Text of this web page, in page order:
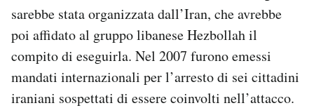
sarebbe stata organizzata dall’Iran, che avrebbe
poi affidato al gruppo libanese Hezbollah il
compito di eseguirla. Nel 2007 furono emessi
mandati internazionali per l’arresto di sei cittadini
iraniani sospettati di essere coinvolti nell’attacco.